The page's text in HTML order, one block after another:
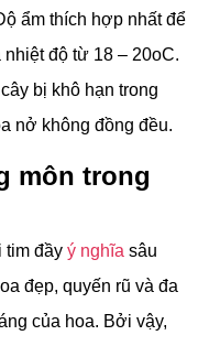
ẩm thích hợp nhất để
độ từ 18 – 20oC.
bị khô hạn trong
nở không đồng đều.
môn trong
tim đầy ý nghĩa sâu
đẹp, quyến rũ và đa
của hoa. Bởi vậy,